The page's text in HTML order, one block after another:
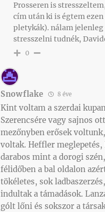
Prosseren is
cím után ki is égtem
pletykák). nálam jelenleg
stresszelni tudnék,
0
Snowflake 8 éve
Kint voltam a szerdai
Szerencsére vagy sajnos
mezőnyben erősek
voltak. Heffler
darabos mint a dorogi
félidőben a bal oldalon
tökéletes, sok
indultak a támadások.
gólt lőni és sokszor a